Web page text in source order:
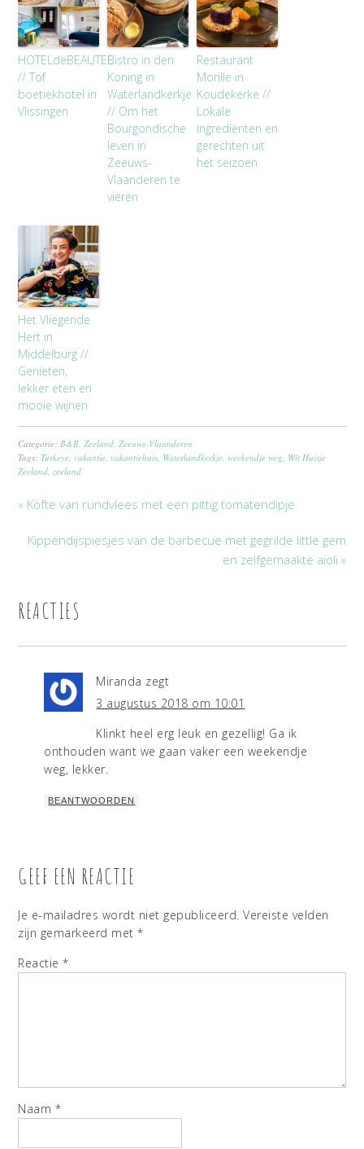
HOTELdeBEAUTEL
// Tof
boetiekhotel in
Vlissingen
Bistro in den
Koning in
Waterlandkerkje
// Om het
Bourgondische
leven in
Zeeuws-
Vlaanderen te
vieren
Restaurant
Morille in
Koudekerke //
Lokale
ingrediënten en
gerechten uit
het seizoen
Het Vliegende
Hert in
Middelburg //
Genieten,
lekker eten en
mooie wijnen
Categorie:B&B,Zeeland,Zeeuws-Vlaanderen
Tags:Turkeye, vakantie, vakantiehuis, Waterlandkerkje,weekendje weg, Wit Huisje
Zeeland,zeeland
« Köfte van rundvlees met een pittig tomatendipje
Kippendijspiesjes van de barbecue met gegrilde little gem
en zelfgemaakte aioli »
REACTIES
Miranda zegt
3 augustus 2018 om 10:01
Klinkt heel erg leuk en gezellig! Ga ik
onthouden want we gaan vaker een weekendje
weg, lekker.
BEANTWOORDEN
GEEF EEN REACTIE
Je e-mailadres wordt niet gepubliceerd. Vereiste velden
zijn gemarkeerd met*
Reactie*
Naam *